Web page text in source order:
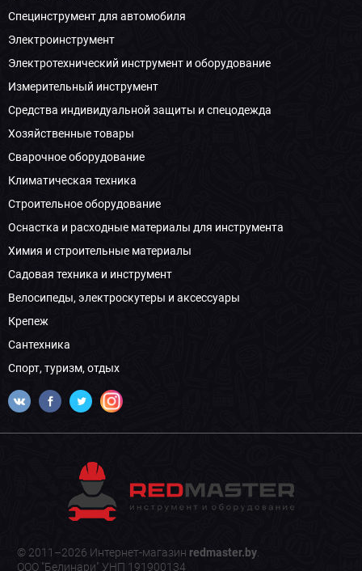
Специнструмент для автомобиля
Электроинструмент
Электротехнический инструмент и оборудование
Измерительный инструмент
Средства индивидуальной защиты и спецодежда
Хозяйственные товары
Сварочное оборудование
Климатическая техника
Строительное оборудование
Оснастка и расходные материалы для инструмента
Химия и строительные материалы
Садовая техника и инструмент
Велосипеды, электроскутеры и аксессуары
Крепеж
Сантехника
Спорт, туризм, отдых
© 2011–2026 Интернет-магазин redmaster.by.
ООО "Белинари" УНП 191900134